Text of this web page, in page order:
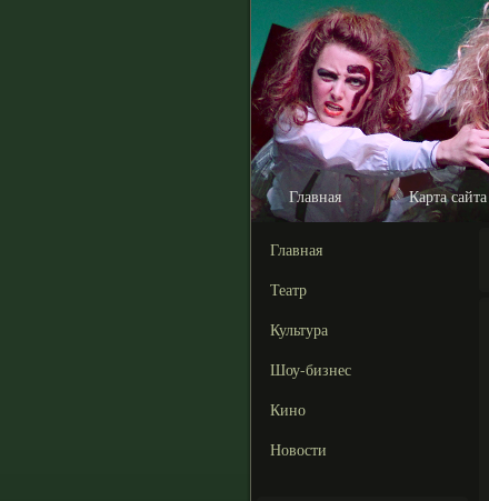
Главная Карта сайта
Главная
Театр
Культура
Шоу-бизнес
Кино
Новости